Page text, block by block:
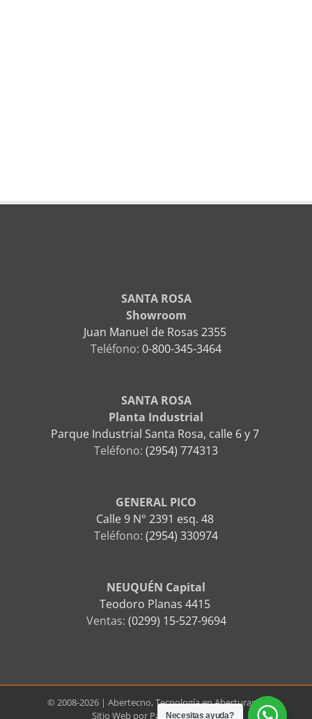
SANTA ROSA
Showroom
Juan Manuel de Rosas 2355
Teléfono: 0-800-345-3464
SANTA ROSA
Planta Industrial
Parque Industrial Santa Rosa, calle 6 y 7
Teléfono: (2954) 774313
GENERAL PICO
Calle 9 N° 2391 esq. 48
Teléfono: (2954) 330974
NEUQUÉN Capital
Teodoro Planas 4415
Ventas: (0299) 15-527-9694
© 2008-2026 | Abertecno, Tecnología en Aberturas. |
Sitio Web por Papyros Digitales
Necesitas ayuda?